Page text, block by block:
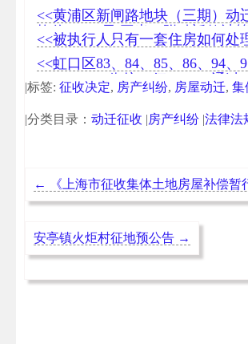
<<黄浦区新闸路地块（三期）动
均价88738元/平米（附动迁款计
<<被执行人只有一套住房如何处
<<虹口区83、84、85、86、94、
97、98、99街坊一征96.39%通过
|标签: 征收决定, 房产纠纷, 房屋动迁, 集
|分类目录： 动迁征收 |房产纠纷 |法律法
← 《上海市征收集体土地房屋补偿暂
安亭镇火炬村征地预公告 →